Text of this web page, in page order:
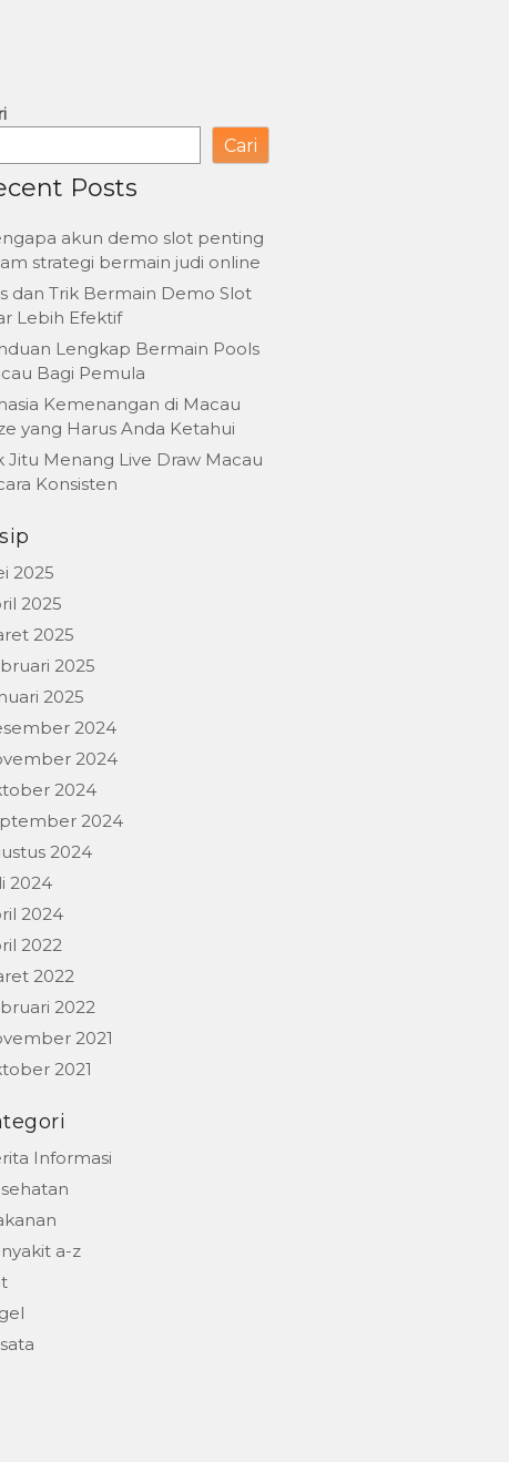
Cari
Posts
akun demo slot penting
strategi bermain judi online
dan Trik Bermain Demo Slot
Lebih Efektif
Lengkap Bermain Pools
Bagi Pemula
Kemenangan di Macau
yang Harus Anda Ketahui
Jitu Menang Live Draw Macau
Konsisten
2025
2025
2025
2025
2025
2024
2024
2024
2024
2024
2024
2024
2022
2022
2022
2021
2021
Informasi
a-z